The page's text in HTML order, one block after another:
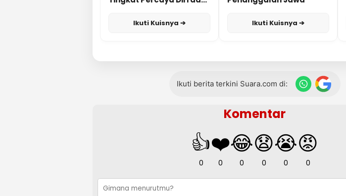
Ikuti Kuisnya ➔ Ikuti Kuisnya ➔
Ikuti berita terkini Suara.com di:
Komentar
👍
0
❤️
0
😂
0
😧
0
😭
0
😡
0